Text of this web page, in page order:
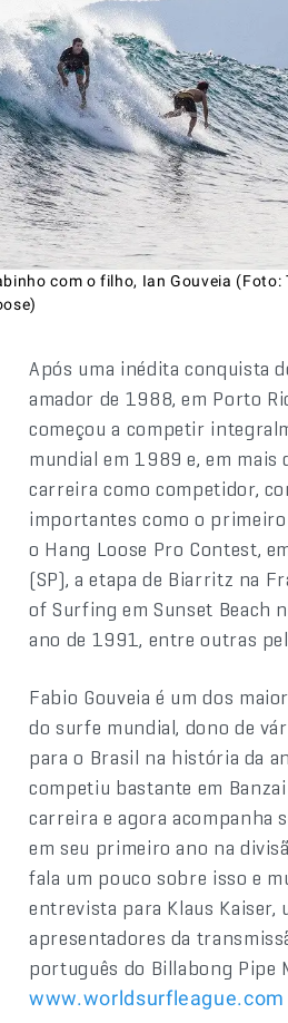
com o filho, Ian Gouveia (Foto:
Após uma inédita conquista
amador de 1988, em Porto
começou a competir
mundial em 1989 e, em mais
carreira como competidor,
importantes como o
o Hang Loose Pro Contest,
(SP), a etapa de Biarritz na
of Surfing em Sunset Beach
ano de 1991, entre outras
Fabio Gouveia é um dos
do surfe mundial, dono de
para o Brasil na história da
competiu bastante em
carreira e agora acompanha
em seu primeiro ano na
fala um pouco sobre isso e
entrevista para Klaus Kaiser,
apresentadores da
português do Billabong Pipe
www.worldsurfleague.com